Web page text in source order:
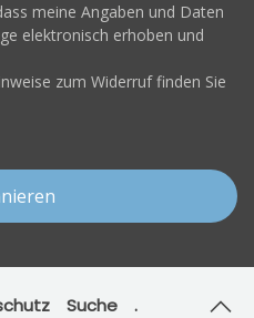
meine Angaben und Daten
elektronisch erhoben und
zum Widerruf finden Sie
Suche .